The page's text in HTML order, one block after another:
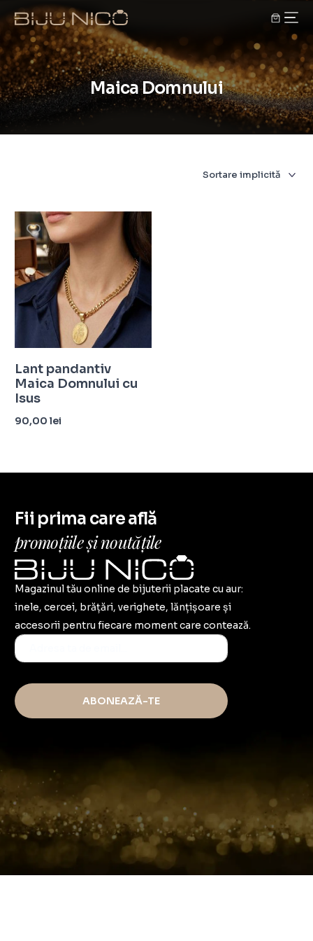
Maica Domnului
Lant pandantiv
Maica Domnului cu
Isus
90,00lei
Fii prima care află
promoțiile și noutățile
Magazinul tău online de bijuterii placate cu aur:
inele, cercei, brățări, verighete, lănțișoare și
accesorii pentru fiecare moment care contează.
ABONEAZĂ-TE